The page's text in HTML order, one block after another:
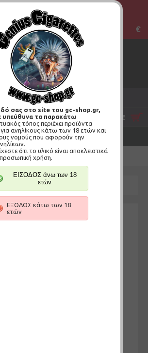
€
0 προϊόν(τα) - 0,00€
Bueno Cream
CREAM
σας στο site του gc-shop.gr,
υπεύθυνα τα παρακάτω
τόπος περιέχει προϊόντα
ανηλίκους κάτω των 18 ετών και
νομούς που αφορούν την
ότι το υλικό είναι αποκλειστικά
χρήση.
ΕΙΣΟΔΟΣ άνω των 18
ετών
ΕΞΟΔΟΣ κάτω των 18
ετών